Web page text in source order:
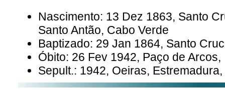
Nascimento: 13 Dez 1863, Santo
Santo Antão, Cabo Verde
Baptizado: 29 Jan 1864, Santo
Óbito: 26 Fev 1942, Paço de
Sepult.: 1942, Oeiras,